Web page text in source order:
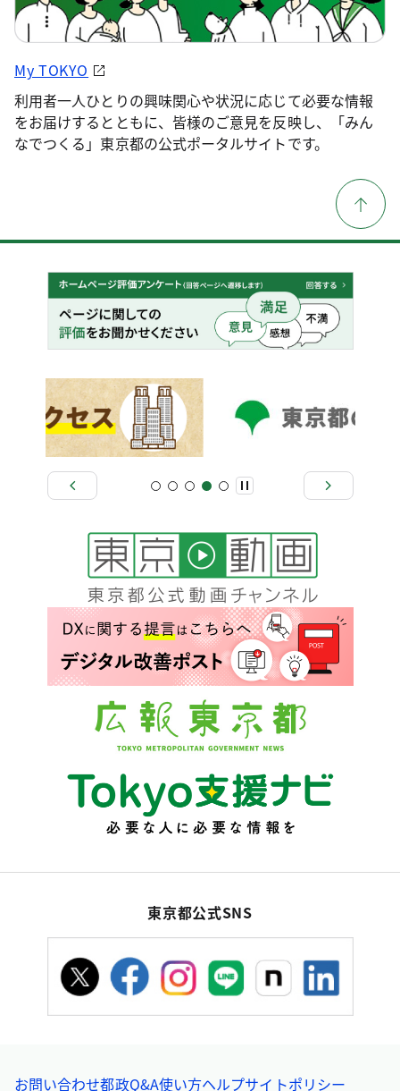
My TOKYO
利用者一人ひとりの興味関心や状況に応じて必要な情報
をお届けするとともに、皆様のご意見を反映し、「みん
なでつくる」東京都の公式ポータルサイトです。
東京都公式SNS
お問い合わせ都政Q&A使い方ヘルプサイトポリシー